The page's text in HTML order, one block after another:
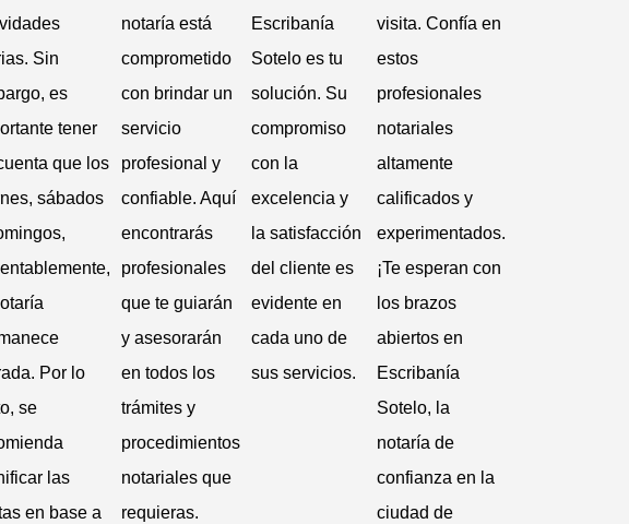
Sin
es
tener
que los
sábados
Por lo
se
las
en base a
notaría está
comprometido
con brindar un
servicio
profesional y
confiable. Aquí
encontrarás
profesionales
que te guiarán
y asesorarán
en todos los
trámites y
procedimientos
notariales que
requieras.
Escribanía
Sotelo es tu
solución. Su
compromiso
con la
excelencia y
la satisfacción
del cliente es
evidente en
cada uno de
sus servicios.
visita. Confía en
estos
profesionales
notariales
altamente
calificados y
experimentados.
¡Te esperan con
los brazos
abiertos en
Escribanía
Sotelo, la
notaría de
confianza en la
ciudad de